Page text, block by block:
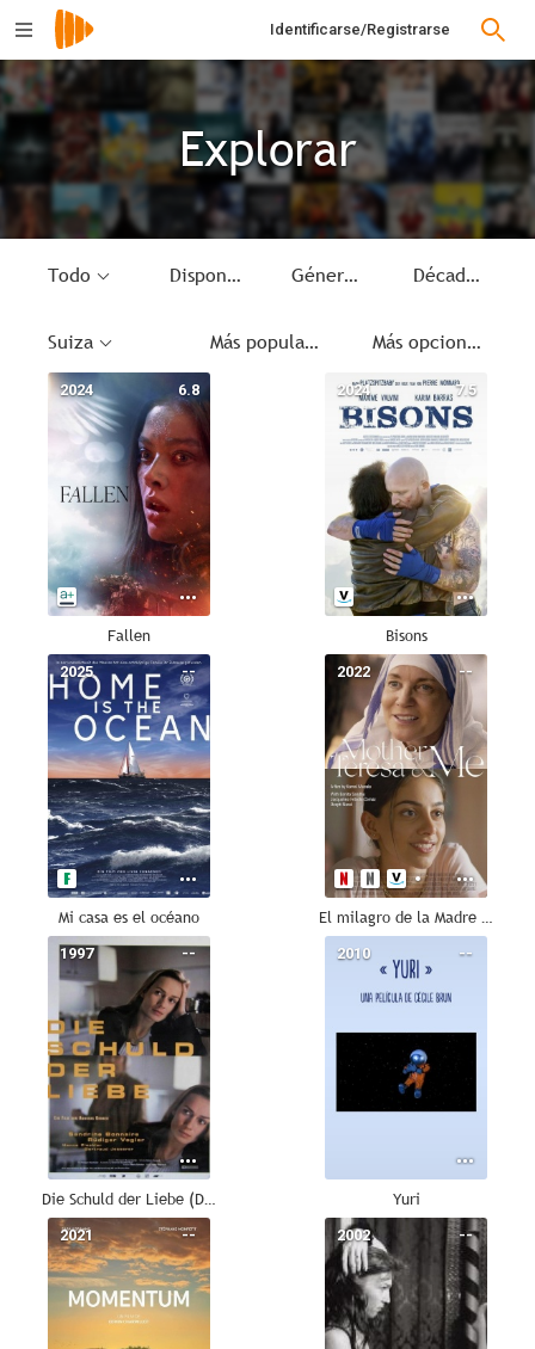
Identificarse/Registrarse
Explorar
Todo Disponible Género Década
Suiza Más populares Más opciones
6.8
2024
Fallen
7.5
2024
Bisons
--
2025
Mi casa es el océano
--
2022
El milagro de la Madre Teresa
--
1997
Die Schuld der Liebe (Debt of Love)
--
2010
Yuri
--
2021 --
2002